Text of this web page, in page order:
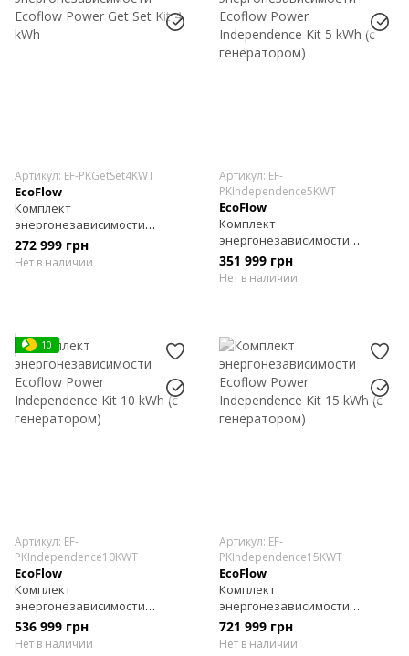
Артикул: EF-PKGetSet4KWT
EcoFlow
Комплект
энергонезависимости
Ecoflow Power Get Set Kit 4
kWh
272 999 грн
Нет в наличии
Артикул: EF-
PKIndependence5KWT
EcoFlow
Комплект
энергонезависимости
Ecoflow Power Independence
Kit 5 kWh (с генератором)
351 999 грн
Нет в наличии
10
Артикул: EF-
PKIndependence10KWT
EcoFlow
Комплект
энергонезависимости
Ecoflow Power Independence
Kit 10 kWh (с генератором)
536 999 грн
Нет в наличии
Артикул: EF-
PKIndependence15KWT
EcoFlow
Комплект
энергонезависимости
Ecoflow Power Independence
Kit 15 kWh (с генератором)
721 999 грн
Нет в наличии